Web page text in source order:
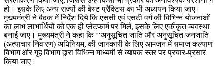
हो। इसके लिए अन्य राज्यों की बेस्ट प्रैक्टिस का भी अध्ययन किया जाए।
मुख्यमंत्री ने बैठक में निर्देश दिये कि एससी एवं एसटी वर्ग की विभिन्न योजनाओं
का लाभ लाभार्थियों को एक ही प्लेटफार्म पर मिले, इसके लिए एकीकृत व्यवस्था
बनाई जाए। मुख्यमंत्री ने कहा कि ‘‘अनुसूचित जाति और अनुसूचित जनजाति
(अत्याचार निवारण) अधिनियम, की जानकारी के लिए आमजन में समाज कल्याण
विभाग और गृह विभाग द्वारा विभिन्न माध्यमों से व्यापक स्तर पर प्रचार-प्रसार
किया जाए।